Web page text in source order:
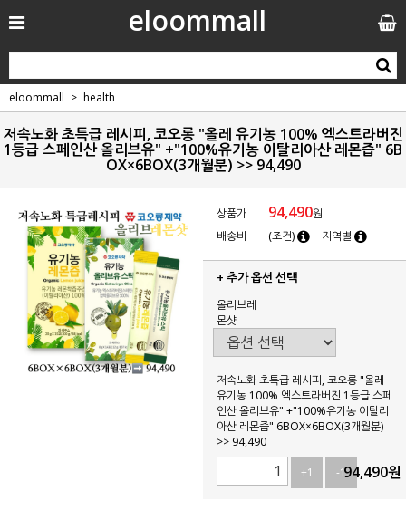
eloommall
eloommall health
저속노화 초특급 레시피, 코오롱 "올레 유기농 100% 엑스트라버진
1등급 스페인산 올리브유" +"100%유기농 이탈리아산 레몬즙" 6B
OX×6BOX(3개월분) >> 94,490
상품가 94,490원
배송비
(조건) 지역별
+ 추가 옵션 선택
올리브레
몬샷
저속노화 초특급 레시피, 코오롱 "올레
유기농 100% 엑스트라버진 1등급 스페
인산 올리브유" +"100%유기농 이탈리
아산 레몬즙" 6BOX×6BOX(3개월분)
>> 94,490
+1
-194,490원